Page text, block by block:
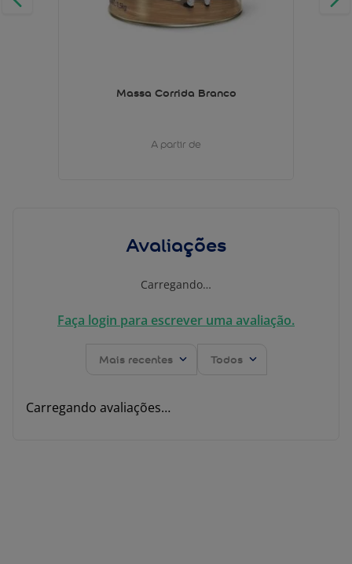
Massa Corrida Branco
A partir de
Avaliações
Carregando…
Faça login para escrever uma avaliação.
Mais recentes Todos
Carregando avaliações…